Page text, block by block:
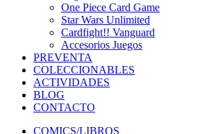
One Piece Card Game
Star Wars Unlimited
Cardfight!! Vanguard
Accesorios Juegos
PREVENTA
COLECCIONABLES
ACTIVIDADES
BLOG
CONTACTO
COMICS/LIBROS